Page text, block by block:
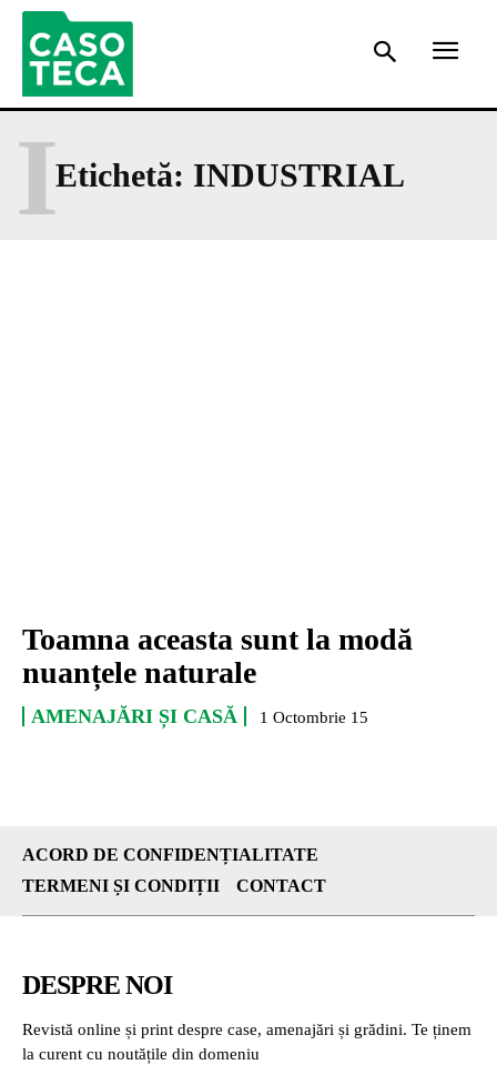
Etichetă: INDUSTRIAL
I
Toamna aceasta sunt la modă
nuanțele naturale
AMENAJĂRI ȘI CASĂ 1 Octombrie 15
ACORD DE CONFIDENȚIALITATE
TERMENI ȘI CONDIȚII
CONTACT
DESPRE NOI
Revistă online și print despre case, amenajări și grădini. Te ținem
la curent cu noutățile din domeniu